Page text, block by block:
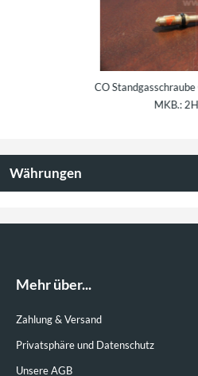
CO Standgasschraube Golf 1 Cabrio
Währungen
Mehr über...
Zahlung & Versand
Privatsphäre und Datenschutz
Unsere AGB